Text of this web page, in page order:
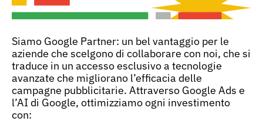
Siamo Google Partner: un bel vantaggio per le
aziende che scelgono di collaborare con noi, che si
traduce in un accesso esclusivo a tecnologie
avanzate che migliorano l’efficacia delle
campagne pubblicitarie. Attraverso Google Ads e
l’AI di Google, ottimizziamo ogni investimento
con: